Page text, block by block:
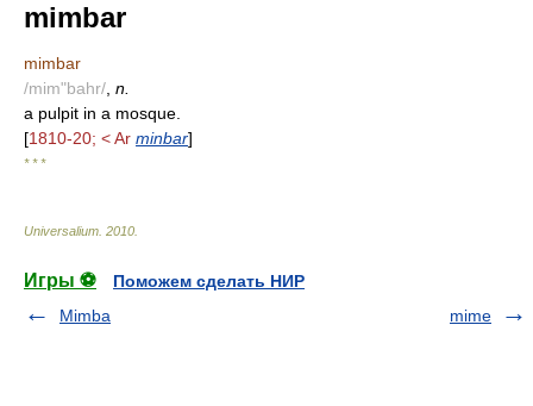
mimbar
mimbar
/mim"bahr/ n.
a pulpit in a mosque.
[1810-20; < Ar minbar]
* * *
Universalium 2010
Игры ⚽
Поможем сделать НИР
Mimba
mime